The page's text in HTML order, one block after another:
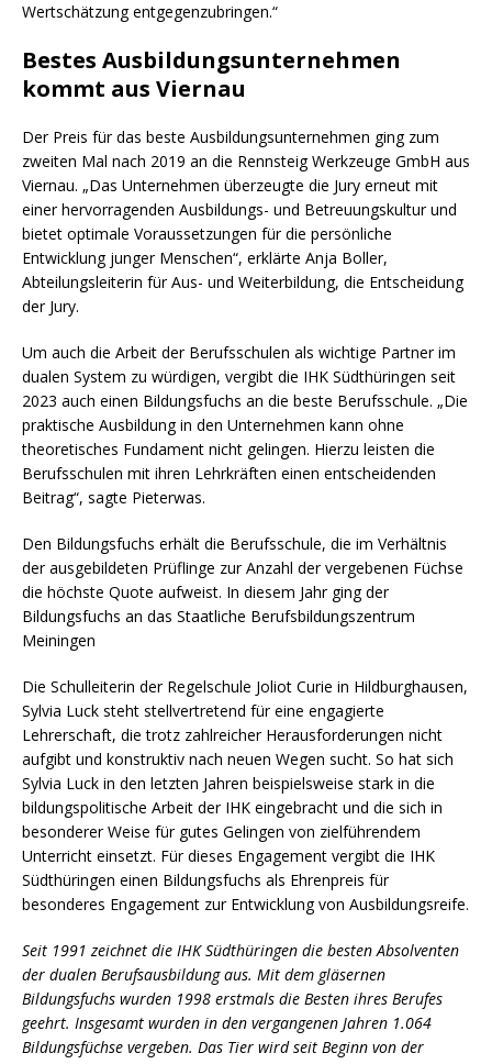
Wertschätzung entgegenzubringen.“
Bestes Ausbildungsunternehmen
kommt aus Viernau
Der Preis für das beste Ausbildungsunternehmen ging zum
zweiten Mal nach 2019 an die Rennsteig Werkzeuge GmbH aus
Viernau. „Das Unternehmen überzeugte die Jury erneut mit
einer hervorragenden Ausbildungs- und Betreuungskultur und
bietet optimale Voraussetzungen für die persönliche
Entwicklung junger Menschen“, erklärte Anja Boller,
Abteilungsleiterin für Aus- und Weiterbildung, die Entscheidung
der Jury.
Um auch die Arbeit der Berufsschulen als wichtige Partner im
dualen System zu würdigen, vergibt die IHK Südthüringen seit
2023 auch einen Bildungsfuchs an die beste Berufsschule. „Die
praktische Ausbildung in den Unternehmen kann ohne
theoretisches Fundament nicht gelingen. Hierzu leisten die
Berufsschulen mit ihren Lehrkräften einen entscheidenden
Beitrag“, sagte Pieterwas.
Den Bildungsfuchs erhält die Berufsschule, die im Verhältnis
der ausgebildeten Prüflinge zur Anzahl der vergebenen Füchse
die höchste Quote aufweist. In diesem Jahr ging der
Bildungsfuchs an das Staatliche Berufsbildungszentrum
Meiningen
Die Schulleiterin der Regelschule Joliot Curie in Hildburghausen,
Sylvia Luck steht stellvertretend für eine engagierte
Lehrerschaft, die trotz zahlreicher Herausforderungen nicht
aufgibt und konstruktiv nach neuen Wegen sucht. So hat sich
Sylvia Luck in den letzten Jahren beispielsweise stark in die
bildungspolitische Arbeit der IHK eingebracht und die sich in
besonderer Weise für gutes Gelingen von zielführendem
Unterricht einsetzt. Für dieses Engagement vergibt die IHK
Südthüringen einen Bildungsfuchs als Ehrenpreis für
besonderes Engagement zur Entwicklung von Ausbildungsreife.
Seit 1991 zeichnet die IHK Südthüringen die besten Absolventen
der dualen Berufsausbildung aus. Mit dem gläsernen
Bildungsfuchs wurden 1998 erstmals die Besten ihres Berufes
geehrt. Insgesamt wurden in den vergangenen Jahren 1.064
Bildungsfüchse vergeben. Das Tier wird seit Beginn von der